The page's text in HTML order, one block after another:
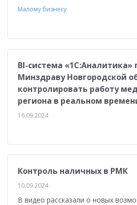
Малому бизнесу
BI-система «1С:Аналитика»
Минздраву Новгородской
контролировать работу
региона в реальном
16.09.2024
Контроль наличных в РМК
10.09.2024
В видео рассказали о новых